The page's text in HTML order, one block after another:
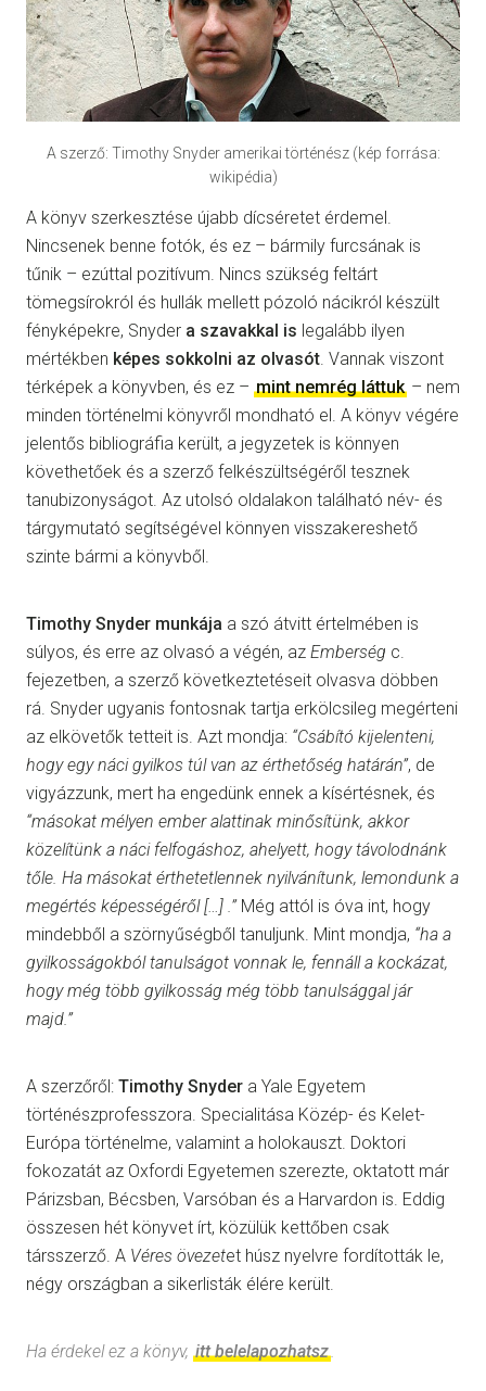
A szerző: Timothy Snyder amerikai történész (kép forrása:
wikipédia)
A könyv szerkesztése újabb dícséretet érdemel.
Nincsenek benne fotók, és ez – bármily furcsának is
tűnik – ezúttal pozitívum. Nincs szükség feltárt
tömegsírokról és hullák mellett pózoló nácikról készült
fényképekre, Snyder a szavakkal is legalább ilyen
mértékben képes sokkolni az olvasót. Vannak viszont
térképek a könyvben, és ez – mint nemrég láttuk – nem
minden történelmi könyvről mondható el. A könyv végére
jelentős bibliográfia került, a jegyzetek is könnyen
követhetőek és a szerző felkészültségéről tesznek
tanubizonyságot. Az utolsó oldalakon található név- és
tárgymutató segítségével könnyen visszakereshető
szinte bármi a könyvből.
Timothy Snyder munkája a szó átvitt értelmében is
súlyos, és erre az olvasó a végén, az Emberség c.
fejezetben, a szerző következtetéseit olvasva döbben
rá. Snyder ugyanis fontosnak tartja erkölcsileg megérteni
az elkövetők tetteit is. Azt mondja: “Csábító kijelenteni,
hogy egy náci gyilkos túl van az érthetőség határán”, de
vigyázzunk, mert ha engedünk ennek a kísértésnek, és
“másokat mélyen ember alattinak minősítünk, akkor
közelítünk a náci felfogáshoz, ahelyett, hogy távolodnánk
tőle. Ha másokat érthetetlennek nyilvánítunk, lemondunk a
megértés képességéről […] .”Még attól is óva int, hogy
mindebből a szörnyűségből tanuljunk. Mint mondja, “ha a
gyilkosságokból tanulságot vonnak le, fennáll a kockázat,
hogy még több gyilkosság még több tanulsággal jár
majd.”
A szerzőről: Timothy Snyder a Yale Egyetem
történészprofesszora. Specialitása Közép- és Kelet-
Európa történelme, valamint a holokauszt. Doktori
fokozatát az Oxfordi Egyetemen szerezte, oktatott már
Párizsban, Bécsben, Varsóban és a Harvardon is. Eddig
összesen hét könyvet írt, közülük kettőben csak
társszerző. A Véres övezetet húsz nyelvre fordították le,
négy országban a sikerlisták élére került.
Ha érdekel ez a könyv, itt belelapozhatsz.